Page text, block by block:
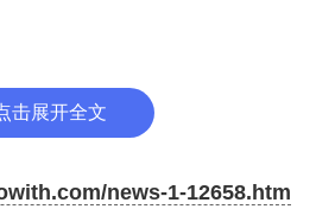
积极布局交叉学科建设，相继
程研究院、医学人文联合研究
击展开全文
news-1-12658.htm